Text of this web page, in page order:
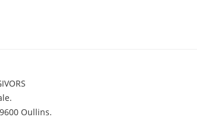
Oullins.